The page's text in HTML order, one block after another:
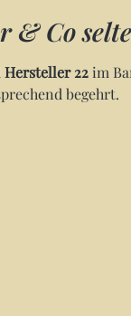
& Co
Hersteller 22 im
begehrt.